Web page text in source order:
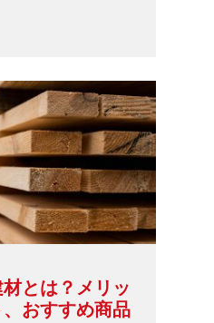
とは？メリッ
おすすめ商品